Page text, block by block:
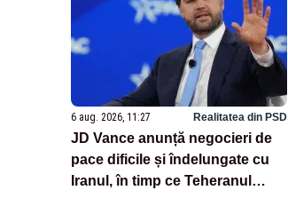
6 aug. 2026, 11:27 Realitatea din PSD
JD Vance anunță negocieri de
pace dificile și îndelungate cu
Iranul, în timp ce Teheranul